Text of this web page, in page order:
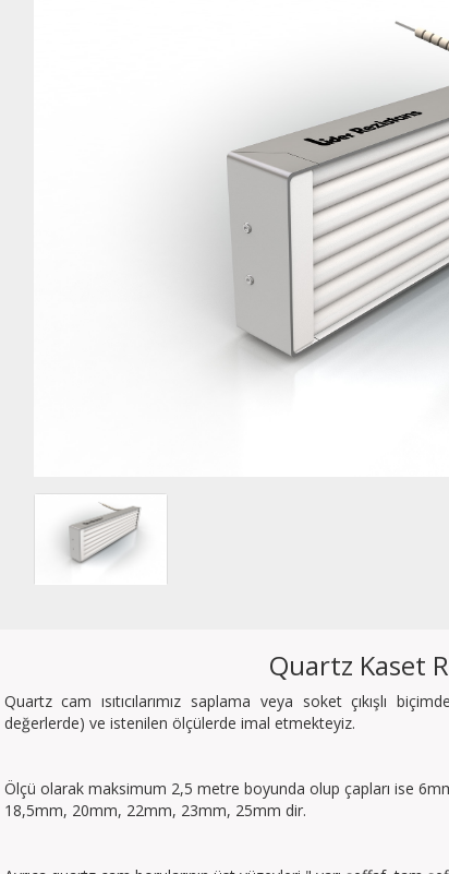
Quartz Kaset
Quartz cam ısıtıcılarımız saplama veya soket çıkışlı
değerlerde) ve istenilen ölçülerde imal etmekteyiz.
Ölçü olarak maksimum 2,5 metre boyunda olup çapları ise
18,5mm, 20mm, 22mm, 23mm, 25mm dir.